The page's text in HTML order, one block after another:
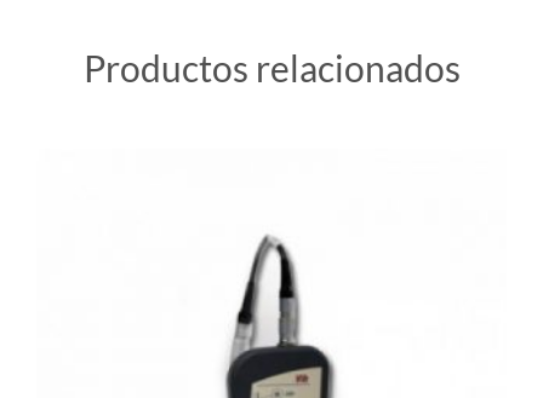
Productos relacionados